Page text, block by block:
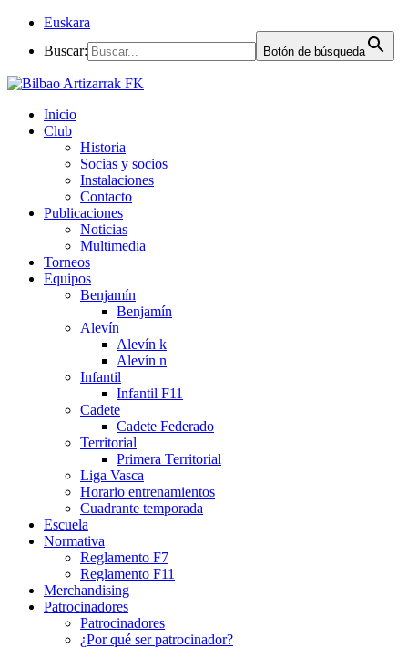
Euskara
Buscar:
Botón de búsqueda
Inicio
Club
Historia
Socias y socios
Instalaciones
Contacto
Publicaciones
Noticias
Multimedia
Torneos
Equipos
Benjamín
Benjamín
Alevín
Alevín k
Alevín n
Infantil
Infantil F11
Cadete
Cadete Federado
Territorial
Primera Territorial
Liga Vasca
Horario entrenamientos
Cuadrante temporada
Escuela
Normativa
Reglamento F7
Reglamento F11
Merchandising
Patrocinadores
Patrocinadores
¿Por qué ser patrocinador?